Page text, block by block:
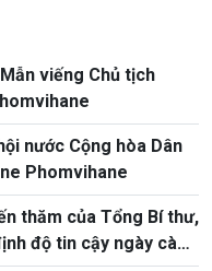
viếng Chủ tịch
nước Cộng hòa Dân
Phomvihane
thăm của Tổng Bí thư,
độ tin cậy ngày càng